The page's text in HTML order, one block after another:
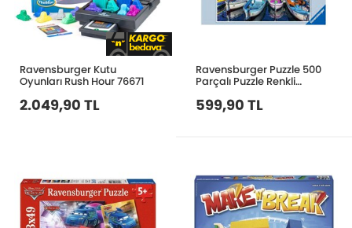
Ravensburger Kutu
Oyunları Rush Hour 76671
2.049,90 TL
Ravensburger Puzzle 500
Parçalı Puzzle Renkli
Marina 146604
599,90 TL